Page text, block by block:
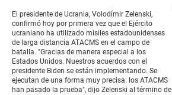
of
21
seconds
El presidente de Ucrania, Volodímir Zelenski,
confirmó hoy por primera vez que el Ejército
ucraniano ha utilizado misiles estadounidenses
de larga distancia ATACMS en el campo de
batalla. "Gracias de manera especial a los
Estados Unidos. Nuestros acuerdos con el
presidente Biden se están implementando. Se
ejecutan de una forma muy precisa: los ATACMS
han pasado la prueba", dijo Zelenski al término de